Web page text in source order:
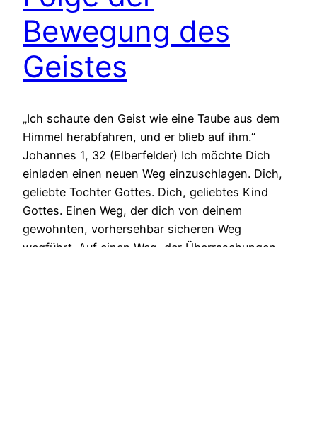
Bewegung des
Geistes
„Ich schaute den Geist wie eine Taube aus dem
Himmel herabfahren, und er blieb auf ihm.“
Johannes 1, 32 (Elberfelder) Ich möchte Dich
einladen einen neuen Weg einzuschlagen. Dich,
geliebte Tochter Gottes. Dich, geliebtes Kind
Gottes. Einen Weg, der dich von deinem
gewohnten, vorhersehbar sicheren Weg
wegführt. Auf einen Weg, der Überraschungen